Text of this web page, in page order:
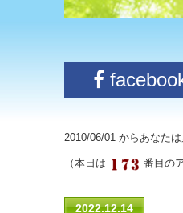
2010/06/01 からあなた
（本日は 番目の
2022.12.14